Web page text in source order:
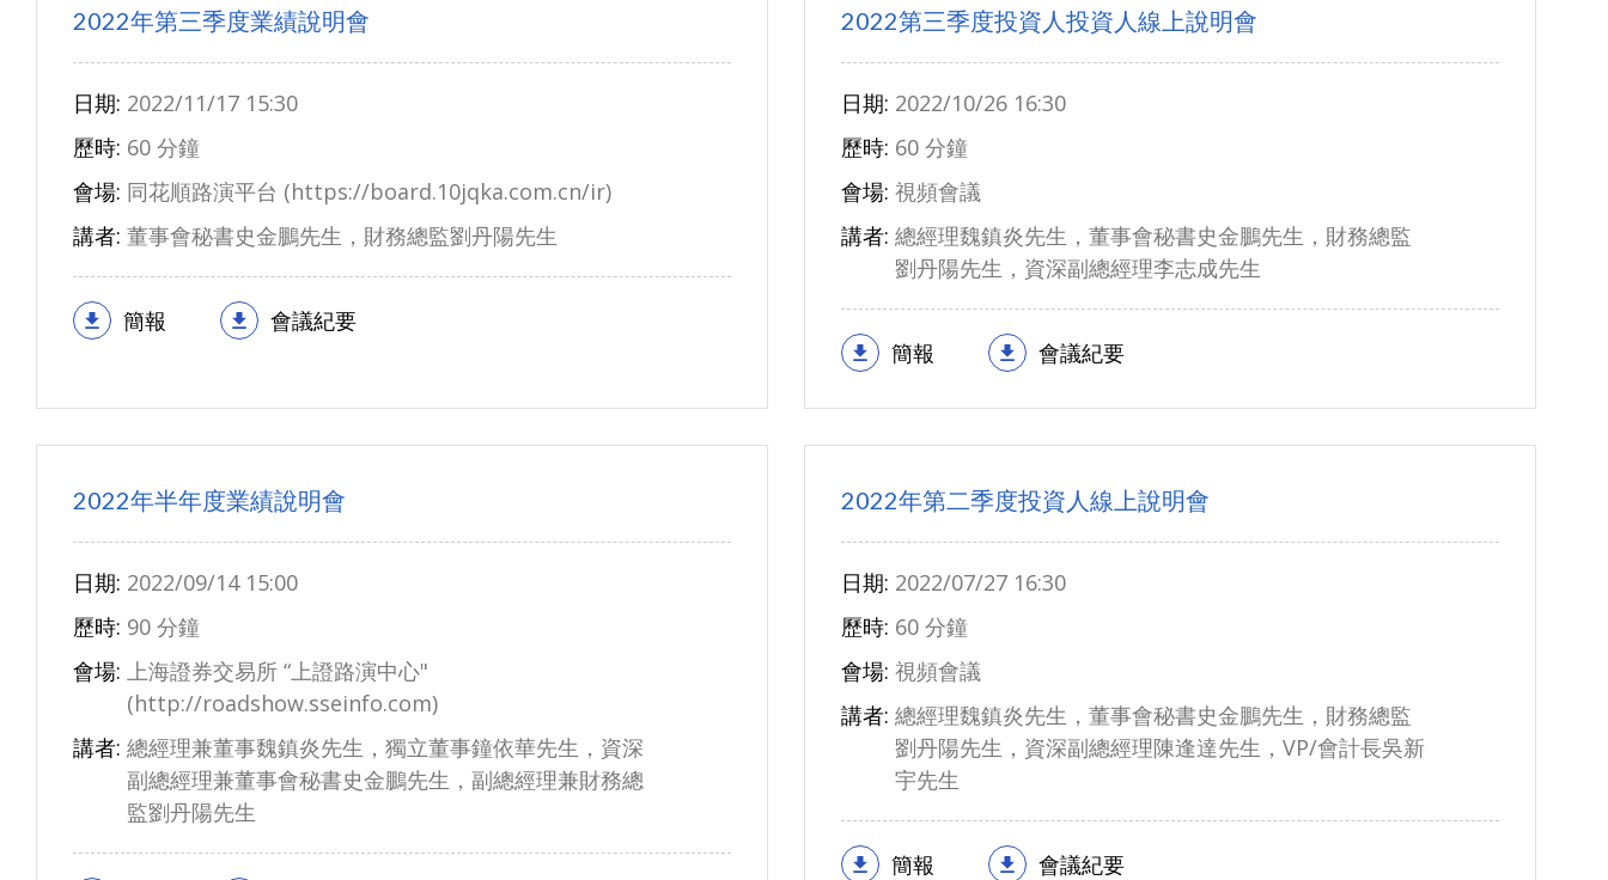
2022年第三季度業績說明會
日期: 2022/11/17 15:30
歷時: 60 分鐘
會場: 同花順路演平台 (https://board.10jqka.com.cn/ir)
講者: 董事會秘書史金鵬先生，財務總監劉丹陽先生
簡報 會議紀要
2022第三季度投資人投資人線上說明會
日期: 2022/10/26 16:30
歷時: 60 分鐘
會場: 視頻會議
講者: 總經理魏鎮炎先生，董事會秘書史金鵬先生，財務總監
劉丹陽先生，資深副總經理李志成先生
簡報 會議紀要
2022年半年度業績說明會
日期: 2022/09/14 15:00
歷時: 90 分鐘
會場: 上海證券交易所 “上證路演中心"
(http://roadshow.sseinfo.com)
講者: 總經理兼董事魏鎮炎先生，獨立董事鐘依華先生，資深
副總經理兼董事會秘書史金鵬先生，副總經理兼財務總
監劉丹陽先生
2022年第二季度投資人線上說明會
日期: 2022/07/27 16:30
歷時: 60 分鐘
會場: 視頻會議
講者: 總經理魏鎮炎先生，董事會秘書史金鵬先生，財務總監
劉丹陽先生，資深副總經理陳逢達先生，VP/會計長吳新
宇先生
簡報 會議紀要